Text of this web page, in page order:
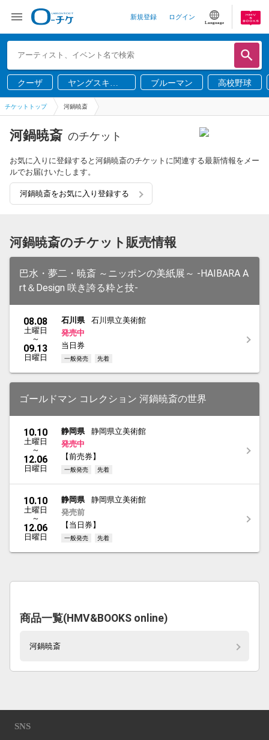
新規登録 ログイン
Language
クーザ
ヤングスキニ
ー
ブルーマン 高校野球
チケットトップ 河鍋暁斎
河鍋暁斎 のチケット
お気に入りに登録すると河鍋暁斎のチケットに関連する最新情報をメー
ルでお届けいたします。
河鍋暁斎をお気に入り登録する
河鍋暁斎のチケット販売情報
巴水・夢二・暁斎 ～ニッポンの美紙展～ -HAIBARA A
rt＆Design 咲き誇る粋と技-
08.08
土曜日
～
09.13
日曜日
石川県
石川県立美術館
発売中
当日券
一般発売 先着
ゴールドマン コレクション 河鍋暁斎の世界
10.10
土曜日
～
12.06
日曜日
静岡県
静岡県立美術館
発売中
【前売券】
一般発売 先着
10.10
土曜日
～
12.06
日曜日
静岡県
静岡県立美術館
発売前
【当日券】
一般発売 先着
商品一覧(HMV&BOOKS online)
河鍋暁斎
SNS